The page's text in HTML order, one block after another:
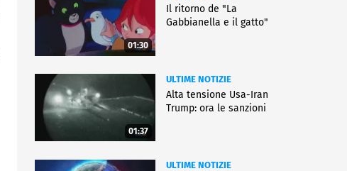
01:30
Il ritorno de "La
Gabbianella e il gatto"
01:37
ULTIME NOTIZIE
Alta tensione Usa-Iran
Trump: ora le sanzioni
ULTIME NOTIZIE